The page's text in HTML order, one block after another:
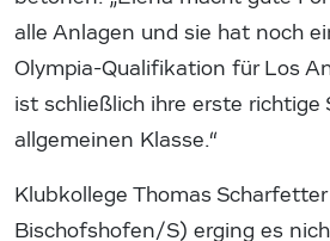
alle Anlagen und sie hat noch
Olympia-Qualifikation für Los
ist schließlich ihre erste richtige
allgemeinen Klasse.“
Klubkollege Thomas
Bischofshofen/S) erging es